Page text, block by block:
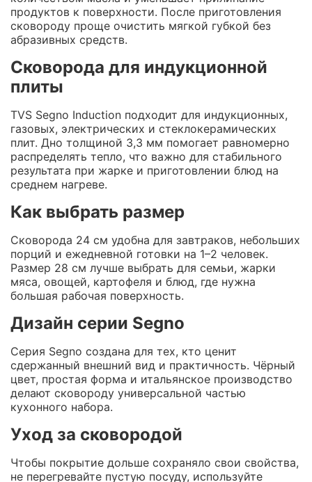
продуктов к поверхности. После приготовления
сковороду проще очистить мягкой губкой без
абразивных средств.
Сковорода для индукционной
плиты
TVS Segno Induction подходит для индукционных,
газовых, электрических и стеклокерамических
плит. Дно толщиной 3,3 мм помогает равномерно
распределять тепло, что важно для стабильного
результата при жарке и приготовлении блюд на
среднем нагреве.
Как выбрать размер
Сковорода 24 см удобна для завтраков, небольших
порций и ежедневной готовки на 1–2 человек.
Размер 28 см лучше выбрать для семьи, жарки
мяса, овощей, картофеля и блюд, где нужна
большая рабочая поверхность.
Дизайн серии Segno
Серия Segno создана для тех, кто ценит
сдержанный внешний вид и практичность. Чёрный
цвет, простая форма и итальянское производство
делают сковороду универсальной частью
кухонного набора.
Уход за сковородой
Чтобы покрытие дольше сохраняло свои свойства,
не перегревайте пустую посуду, используйте